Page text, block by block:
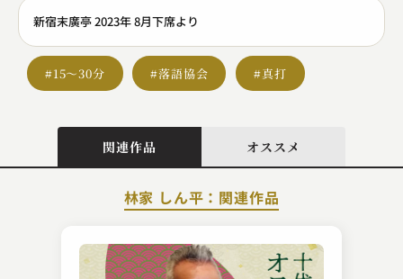
新宿末廣亭 2023年 8月下席より
#15～30分 #落語協会 #真打
関連作品 オススメ
林家 しん平：関連作品